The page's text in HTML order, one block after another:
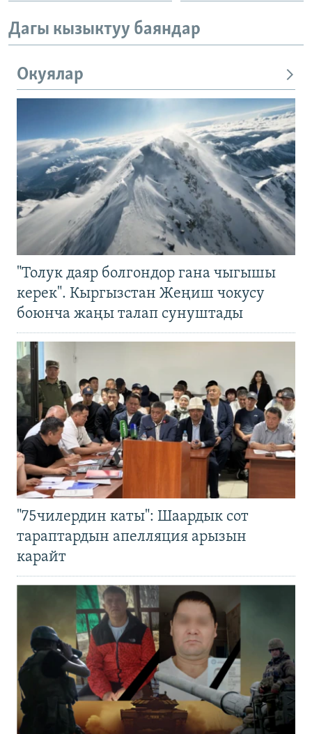
Дагы кызыктуу баяндар
Окуялар
"Толук даяр болгондор гана чыгышы
керек". Кыргызстан Жеңиш чокусу
боюнча жаңы талап сунуштады
"75чилердин каты": Шаардык сот
тараптардын апелляция арызын
карайт